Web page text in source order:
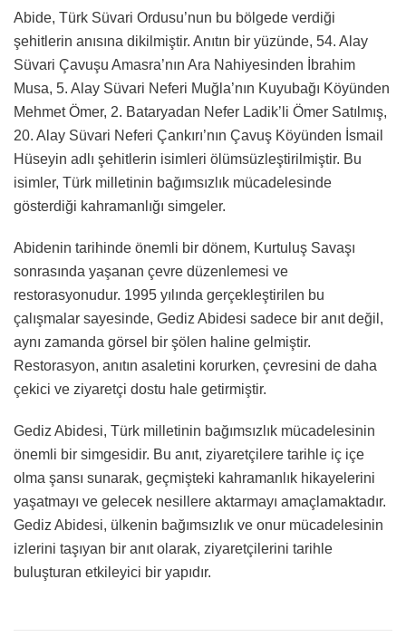
Abide, Türk Süvari Ordusu’nun bu bölgede verdiği
şehitlerin anısına dikilmiştir. Anıtın bir yüzünde, 54. Alay
Süvari Çavuşu Amasra’nın Ara Nahiyesinden İbrahim
Musa, 5. Alay Süvari Neferi Muğla’nın Kuyubağı Köyünden
Mehmet Ömer, 2. Bataryadan Nefer Ladik’li Ömer Satılmış,
20. Alay Süvari Neferi Çankırı’nın Çavuş Köyünden İsmail
Hüseyin adlı şehitlerin isimleri ölümsüzleştirilmiştir. Bu
isimler, Türk milletinin bağımsızlık mücadelesinde
gösterdiği kahramanlığı simgeler.
Abidenin tarihinde önemli bir dönem, Kurtuluş Savaşı
sonrasında yaşanan çevre düzenlemesi ve
restorasyonudur. 1995 yılında gerçekleştirilen bu
çalışmalar sayesinde, Gediz Abidesi sadece bir anıt değil,
aynı zamanda görsel bir şölen haline gelmiştir.
Restorasyon, anıtın asaletini korurken, çevresini de daha
çekici ve ziyaretçi dostu hale getirmiştir.
Gediz Abidesi, Türk milletinin bağımsızlık mücadelesinin
önemli bir simgesidir. Bu anıt, ziyaretçilere tarihle iç içe
olma şansı sunarak, geçmişteki kahramanlık hikayelerini
yaşatmayı ve gelecek nesillere aktarmayı amaçlamaktadır.
Gediz Abidesi, ülkenin bağımsızlık ve onur mücadelesinin
izlerini taşıyan bir anıt olarak, ziyaretçilerini tarihle
buluşturan etkileyici bir yapıdır.